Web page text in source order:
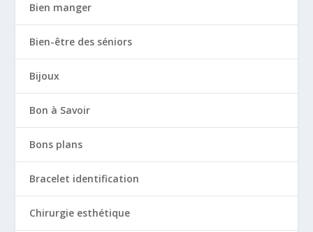
Bien manger
Bien-être des séniors
Bijoux
Bon à Savoir
Bons plans
Bracelet identification
Chirurgie esthétique